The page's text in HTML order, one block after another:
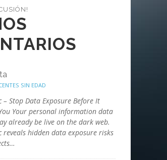
SIN EDAD
– Stop Data Exposure Before It
Your personal information data
already be live on the dark web.
reveals hidden data exposure risks